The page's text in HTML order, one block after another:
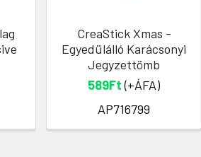
CreaStick Xmas -
Egyedülálló Karácsonyi
Jegyzettömb
589Ft(+ÁFA)
AP716799